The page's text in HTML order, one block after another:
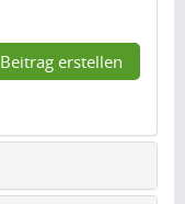
Beitrag erstellen